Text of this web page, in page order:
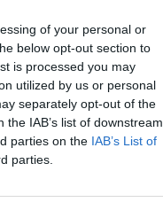
of your personal or
below opt-out section to
is processed you may
utilized by us or personal
separately opt-out of the
IAB’s list of downstream
parties on the IAB’s List of
parties.